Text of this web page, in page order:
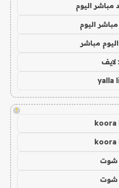
مباشر اليوم
اليوم
مباشر
لايف
yalla
!
koora
koora
شوت
شوت